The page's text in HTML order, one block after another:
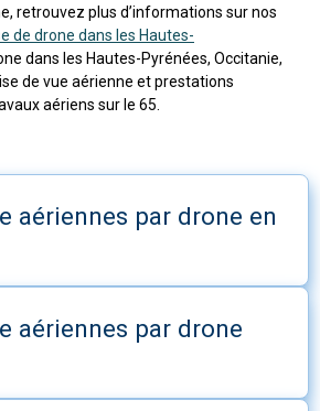
retrouvez plus d’informations sur nos
de drone dans les Hautes-
dans les Hautes-Pyrénées, Occitanie,
de vue aérienne et prestations
aériens sur le 65.
aériennes par drone en
aériennes par drone